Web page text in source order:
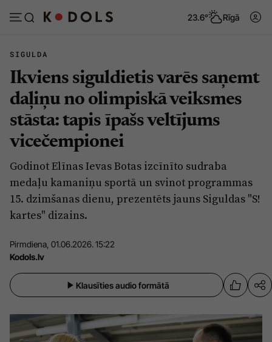
23.6° Rīgā
Abonēt Pieslēgties
Ziņas
Politika
Pašvaldības
Izglītība
Veselība
Ģimene
Vide
Sports
Tēmas
Dzīve un ticība
Ekonomika
Pasākumi
SIGULDA
Ikviens siguldietis varēs saņemt
daļiņu no olimpiskā veiksmes
stāsta: tapis īpašs veltījums
vicečempionei
Godinot Elīnas Ievas Botas izcīnīto sudraba
medaļu kamaniņu sportā un svinot programmas
15. dzimšanas dienu, prezentēts jauns Siguldas "S!
kartes" dizains.
Pirmdiena, 01.06.2026. 15:22
Kodols.lv
Klausīties audio formātā